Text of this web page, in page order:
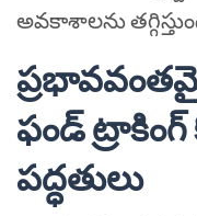
అవకాశాలను
ఫండ్
పద్ధతులు